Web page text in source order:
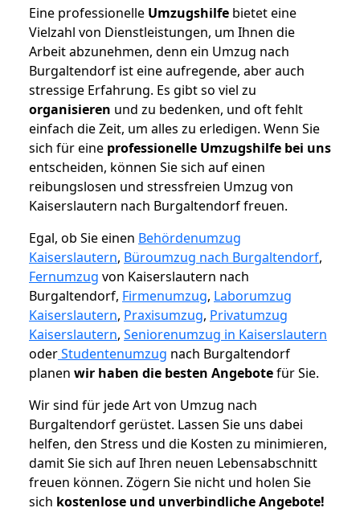
Eine professionelle Umzugshilfe bietet eine
Vielzahl von Dienstleistungen, um Ihnen die
Arbeit abzunehmen, denn ein Umzug nach
Burgaltendorf ist eine aufregende, aber auch
stressige Erfahrung. Es gibt so viel zu
organisieren und zu bedenken, und oft fehlt
einfach die Zeit, um alles zu erledigen. Wenn Sie
sich für eine professionelle Umzugshilfe bei uns
entscheiden, können Sie sich auf einen
reibungslosen und stressfreien Umzug von
Kaiserslautern nach Burgaltendorf freuen.
Egal, ob Sie einen Behördenumzug
Kaiserslautern, Büroumzug nach Burgaltendorf,
Fernumzug von Kaiserslautern nach
Burgaltendorf, Firmenumzug, Laborumzug
Kaiserslautern, Praxisumzug, Privatumzug
Kaiserslautern, Seniorenumzug in Kaiserslautern
oderStudentenumzug nach Burgaltendorf
planen wir haben die besten Angebotefür Sie.
Wir sind für jede Art von Umzug nach
Burgaltendorf gerüstet. Lassen Sie uns dabei
helfen, den Stress und die Kosten zu minimieren,
damit Sie sich auf Ihren neuen Lebensabschnitt
freuen können. Zögern Sie nicht und holen Sie
sich kostenlose und unverbindliche Angebote!